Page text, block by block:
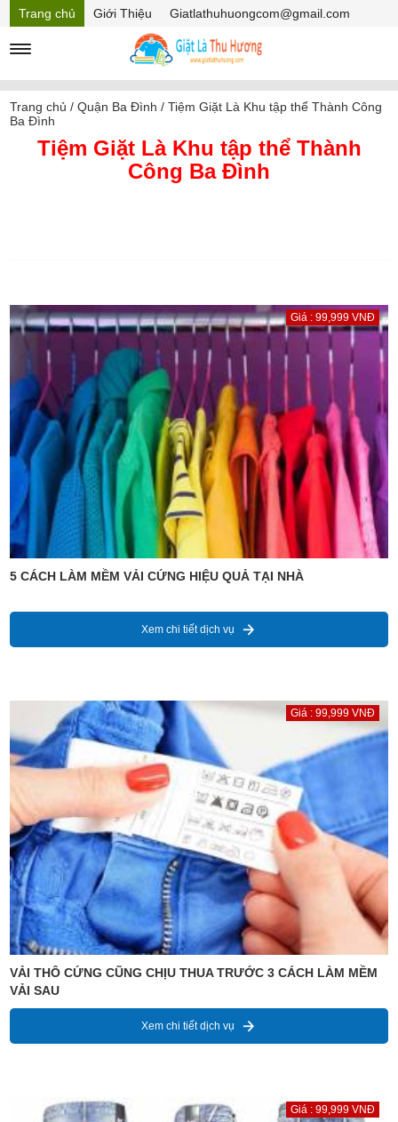
Trang chủ Giới Thiệu
Giatlathuhuongcom@gmail.com
Mã Giảm giá
Trang chủ /Quận Ba Đình /Tiệm Giặt Là Khu tập thể Thành Công
Ba Đình
Tiệm Giặt Là Khu tập thể Thành
Công Ba Đình
Giá : 99,999 VNĐ
5 CÁCH LÀM MỀM VẢI CỨNG HIỆU QUẢ TẠI NHÀ
Xem chi tiết dịch vụ
Giá : 99,999 VNĐ
VẢI THÔ CỨNG CŨNG CHỊU THUA TRƯỚC 3 CÁCH LÀM MỀM
VẢI SAU
Xem chi tiết dịch vụ
Giá : 99,999 VNĐ